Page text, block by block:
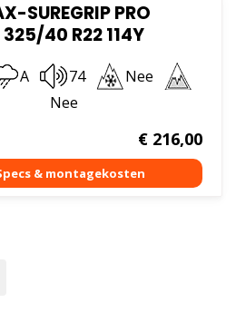
SUREGRIP PRO
325/40 R22 114Y
A 74
Nee
Nee
€216,00